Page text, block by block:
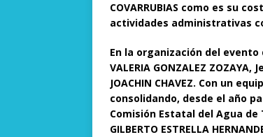
COVARRUBIAS como es su
actividades administrativas
En la organización del
VALERIA GONZALEZ
JOACHIN CHAVEZ. Con un
consolidando, desde el año
Comisión Estatal del Agua
GILBERTO ESTRELLA